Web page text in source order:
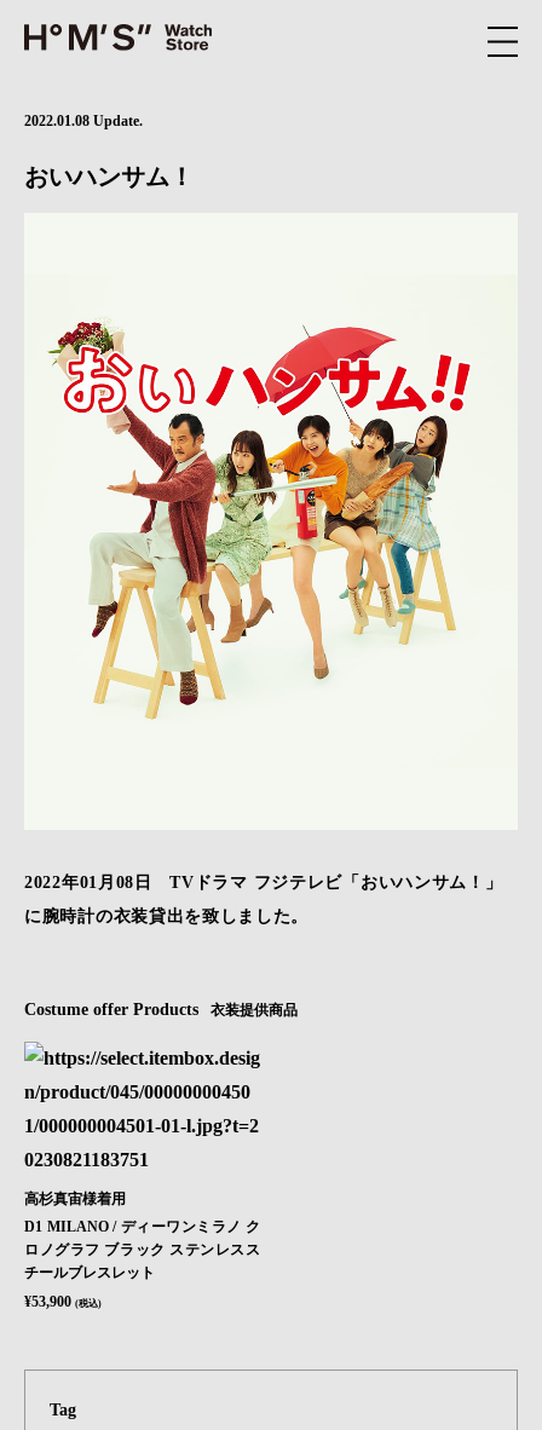
2022.01.08 Update.
おいハンサム！
2022年01月08日 TVドラマ フジテレビ「おいハンサム！」
に腕時計の衣装貸出を致しました。
Costume offer Products 衣装提供商品
高杉真宙様着用
D1 MILANO / ディーワンミラノ ク
ロノグラフ ブラック ステンレスス
チールブレスレット
¥53,900 (税込)
Tag